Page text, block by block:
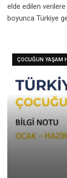
elde edilen
boyunca Türkiye
ÇOCUĞUN YAŞAM